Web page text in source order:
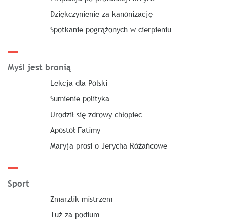
Dziękczynienie za kanonizację
Spotkanie pogrążonych w cierpieniu
Myśl jest bronią
Lekcja dla Polski
Sumienie polityka
Urodził się zdrowy chłopiec
Apostoł Fatimy
Maryja prosi o Jerycha Różańcowe
Sport
Zmarzlik mistrzem
Tuż za podium